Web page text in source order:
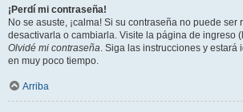
¡Perdí mi contraseña!
No se asuste, ¡calma! Si su contraseña no puede ser
desactivarla o cambiarla. Visite la página de ingreso
Olvidé mi contraseña. Siga las instrucciones y estará
en muy poco tiempo.
Arriba